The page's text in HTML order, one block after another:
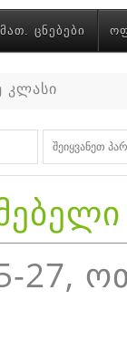
ᲛᲐᲗ. ᲪᲜᲔᲑᲔᲑᲘ
კლასი
27,